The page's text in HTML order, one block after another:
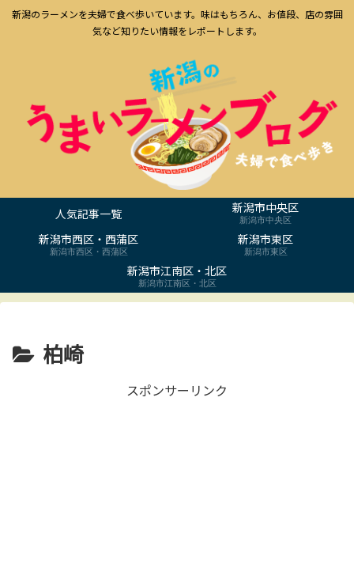
新潟のラーメンを夫婦で食べ歩いています。味はもちろん、お値段、店の雰囲
気など知りたい情報をレポートします。
人気記事一覧 新潟市中央区
新潟市中央区
新潟市西区・西蒲区
新潟市西区・西蒲区
新潟市東区
新潟市東区
新潟市江南区・北区
新潟市江南区・北区
柏崎
スポンサーリンク